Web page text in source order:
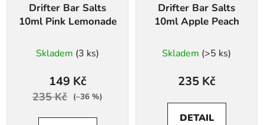
Drifter Bar Salts
10ml Pink Lemonade
Skladem (3 ks)
149 Kč
235 Kč (–36 %)
Drifter Bar Salts
10ml Apple Peach
Skladem (>5 ks)
235 Kč
DETAIL